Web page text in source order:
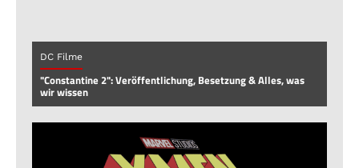
DC Filme
"Constantine 2": Veröffentlichung, Besetzung & Alles, was
wir wissen